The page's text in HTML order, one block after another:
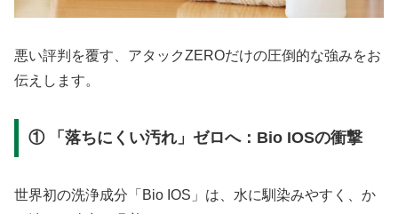
悪い評判を覆す、アタックZEROだけの圧倒的な強みをお
伝えします。
① 「落ちにくい汚れ」ゼロへ：Bio IOSの衝撃
世界初の洗浄成分「Bio IOS」は、水に馴染みやすく、か